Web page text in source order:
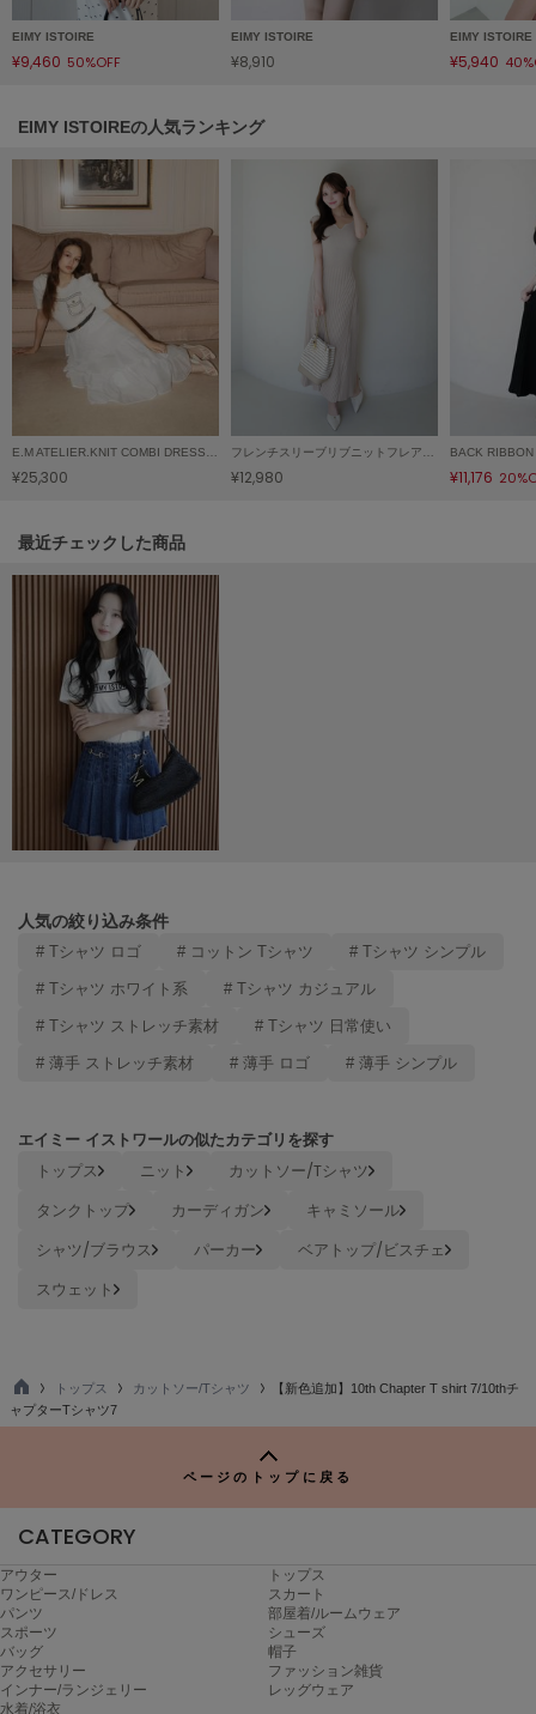
NOWNS
オン
Onitsuka Tiger
オニツカ タイガー
ORGUE
パトリック
Philly chocolate
フィリーチョコレート
poláura
ポローラ
リーボック
SALOMON
サロモン
サンリオハウス
SHAKA
シャカ
Sneakers by emmi
Snow Peak
SNIDEL HOME
ソフェル
サムウェアバター
SORIN
ソリン
Stylevoice for xxx
EIMY ISTOIRE
¥9,460 50%OFF
EIMY ISTOIRE
¥8,910
EIMY ISTOIRE
¥5,940
EIMY ISTOIREの人気ランキング
¥25,300 ¥12,980 ¥11,176
関連記事
最近チェックした商品
人気の絞り込み条件
# Tシャツ ロゴ # コットン Tシャツ # Tシャツ シンプル
# Tシャツ ホワイト系 # Tシャツ カジュアル
# Tシャツ ストレッチ素材 # Tシャツ 日常使い
# 薄手 ストレッチ素材 # 薄手 ロゴ # 薄手 シンプル
エイミー イストワールの似たカテゴリを探す
トップス ニット
カットソー/Tシャツ
タンクトップ
カーディガン
キャミソール
シャツ/ブラウス
パーカー
ベアトップ/ビスチェ
スウェット
TO
P
トップス カットソー/Tシャツ
【新色追加】10th Chapter T shirt 7/10thチ
ャプターTシャツ7
ページのトップに戻る
CATEGORY
アウター
トップス
ワンピース/ドレス
スカート
パンツ
部屋着/ルームウェア
スポーツ
シューズ
バッグ
帽子
アクセサリー
ファッション雑貨
インナー/ランジェリー
レッグウェア
水着/浴衣